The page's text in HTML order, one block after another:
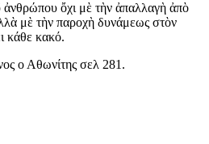
ἀνθρώπου ὄχι μὲ τὴν ἀπαλλαγὴ ἀπὸ
μὲ τὴν παροχὴ δυνάμεως στὸν
κάθε κακό.
ο Αθωνίτης σελ 281.